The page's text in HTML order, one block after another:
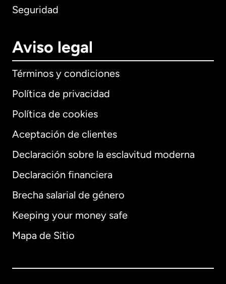
Seguridad
Aviso legal
Términos y condiciones
Política de privacidad
Política de cookies
Aceptación de clientes
Declaración sobre la esclavitud moderna
Declaración financiera
Brecha salarial de género
Keeping your money safe
Mapa de Sitio
Internacional English
Alemania